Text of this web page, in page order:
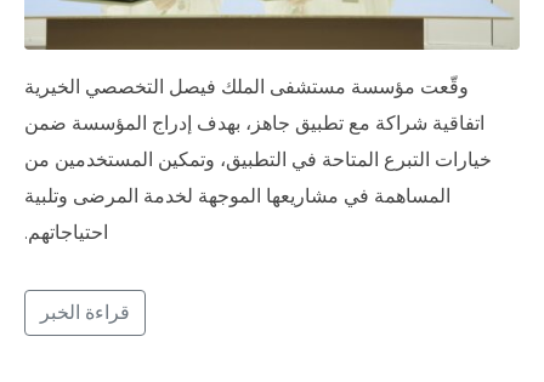
وقّعت مؤسسة مستشفى الملك فيصل التخصصي الخيرية
اتفاقية شراكة مع تطبيق جاهز، بهدف إدراج المؤسسة ضمن
خيارات التبرع المتاحة في التطبيق، وتمكين المستخدمين من
المساهمة في مشاريعها الموجهة لخدمة المرضى وتلبية
احتياجاتهم.
قراءة الخبر